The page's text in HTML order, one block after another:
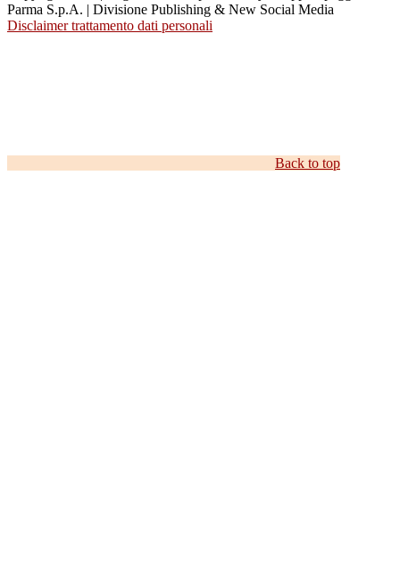
Parma S.p.A. | Divisione Publishing & New Social Media
Disclaimer trattamento dati personali
Back to top